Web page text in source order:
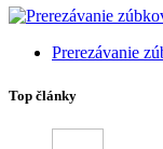
Prerezávanie
Top články